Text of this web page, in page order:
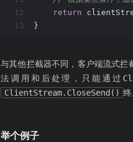
12
13
return
}
与其他拦截器不同，客户端流式
法调用和后处理，只能通过
ClientStream.CloseSend() 终
举个例子